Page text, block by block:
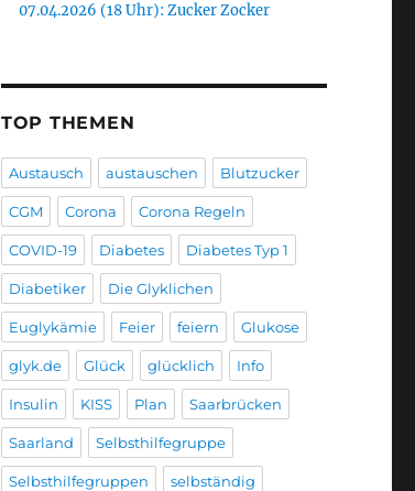
07.04.2026 (18 Uhr): Zucker Zocker
TOP THEMEN
Austausch austauschen Blutzucker
CGM Corona Corona Regeln
COVID-19 Diabetes Diabetes Typ 1
Diabetiker Die Glyklichen
Euglykämie Feier feiern Glukose
glyk.de Glück glücklich Info
Insulin KISS Plan Saarbrücken
Saarland Selbsthilfegruppe
Selbsthilfegruppen selbständig